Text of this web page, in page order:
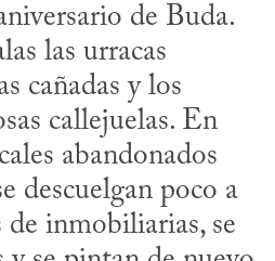
de Buda.
las urracas
cañadas y los
callejuelas. En
abandonados
descuelgan poco a
de inmobiliarias, se